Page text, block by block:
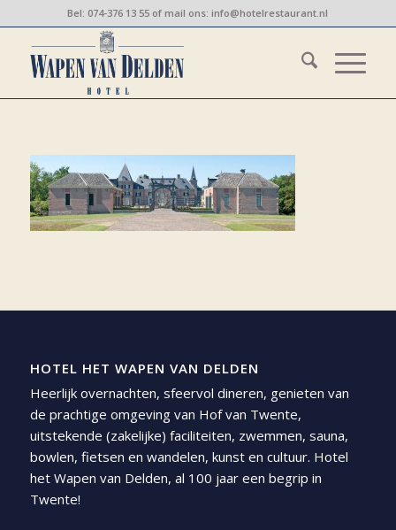
Bel: 074-376 13 55 of mail ons:info@hotelrestaurant.nl
HOTEL HET WAPEN VAN DELDEN
Heerlijk overnachten, sfeervol dineren, genieten van
de prachtige omgeving van Hof van Twente,
uitstekende (zakelijke) faciliteiten, zwemmen, sauna,
bowlen, fietsen en wandelen, kunst en cultuur. Hotel
het Wapen van Delden, al 100 jaar een begrip in
Twente!